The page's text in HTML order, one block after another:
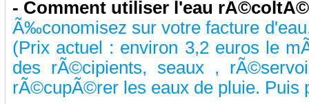
- Comment utiliser l'eau
Ã‰conomisez sur votre facture
(Prix actuel : environ 3,2 euros le
des rÃ©cipients, seaux ,
rÃ©cupÃ©rer les eaux de pluie. Puis